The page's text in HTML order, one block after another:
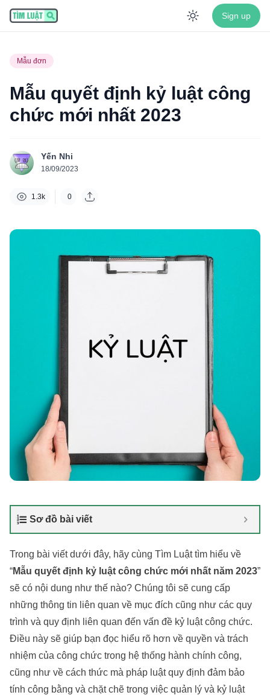
Enable
Sign up
Mẫu đơn
Mẫu quyết định kỷ luật công
chức mới nhất 2023
Yến Nhi
18/09/2023
1.3k 0
Sơ đồ bài viết
Trong bài viết dưới đây, hãy cùng Tìm Luậttìm hiểu về
“Mẫu quyết định kỷ luật công chức mới nhất năm 2023”
sẽ có nội dung như thế nào? Chúng tôi sẽ cung cấp
những thông tin liên quan về mục đích cũng như các quy
trình và quy định liên quan đến vấn đề kỷ luật công chức.
Điều này sẽ giúp bạn đọc hiểu rõ hơn về quyền và trách
nhiệm của công chức trong hệ thống hành chính công,
cũng như về cách thức mà pháp luật quy định đảm bảo
tính công bằng và chặt chẽ trong việc quản lý và kỷ luật